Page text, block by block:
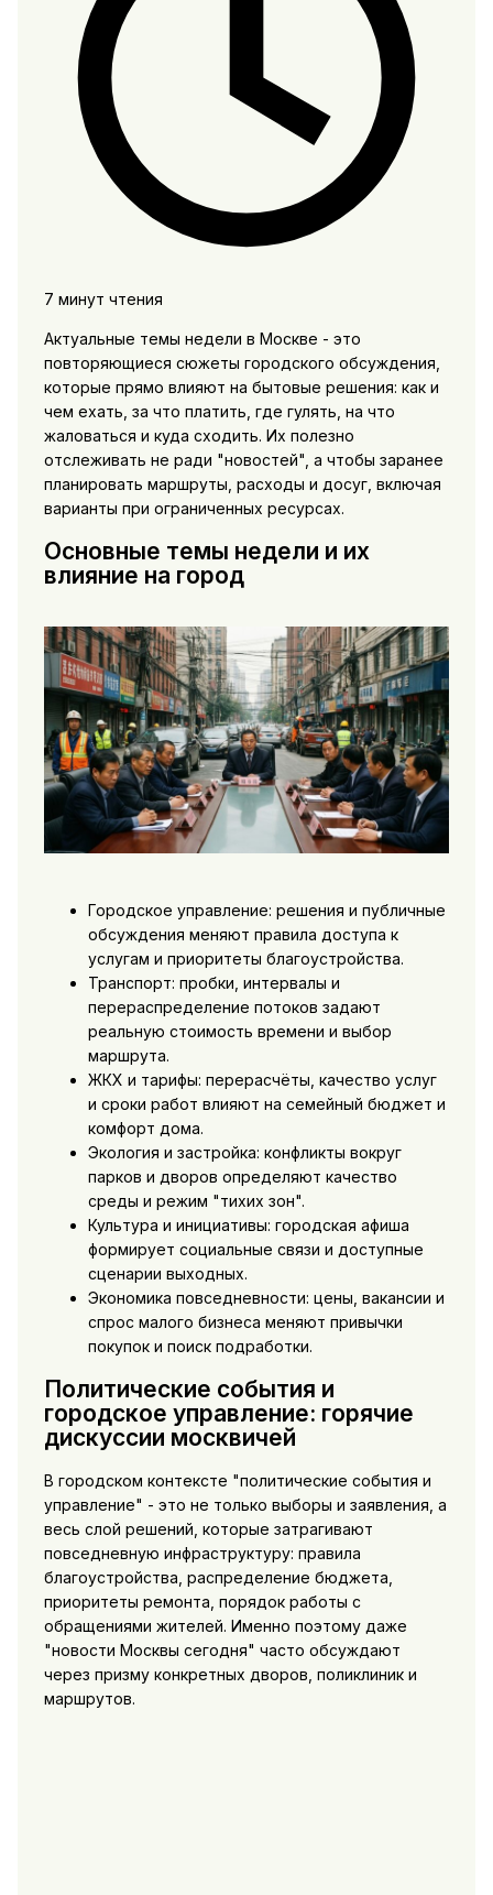
7 минут чтения
Актуальные темы недели в Москве - это
повторяющиеся сюжеты городского обсуждения,
которые прямо влияют на бытовые решения: как и
чем ехать, за что платить, где гулять, на что
жаловаться и куда сходить. Их полезно
отслеживать не ради "новостей", а чтобы заранее
планировать маршруты, расходы и досуг, включая
варианты при ограниченных ресурсах.
Основные темы недели и их
влияние на город
Городское управление: решения и публичные
обсуждения меняют правила доступа к
услугам и приоритеты благоустройства.
Транспорт: пробки, интервалы и
перераспределение потоков задают
реальную стоимость времени и выбор
маршрута.
ЖКХ и тарифы: перерасчёты, качество услуг
и сроки работ влияют на семейный бюджет и
комфорт дома.
Экология и застройка: конфликты вокруг
парков и дворов определяют качество
среды и режим "тихих зон".
Культура и инициативы: городская афиша
формирует социальные связи и доступные
сценарии выходных.
Экономика повседневности: цены, вакансии и
спрос малого бизнеса меняют привычки
покупок и поиск подработки.
Политические события и
городское управление: горячие
дискуссии москвичей
В городском контексте "политические события и
управление" - это не только выборы и заявления, а
весь слой решений, которые затрагивают
повседневную инфраструктуру: правила
благоустройства, распределение бюджета,
приоритеты ремонта, порядок работы с
обращениями жителей. Именно поэтому даже
"новости Москвы сегодня" часто обсуждают
через призму конкретных дворов, поликлиник и
маршрутов.